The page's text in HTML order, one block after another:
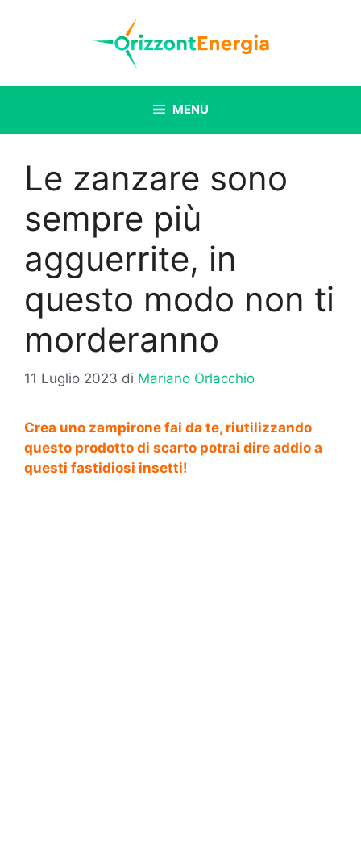
MENU
Le zanzare sono
sempre più
agguerrite, in
questo modo non ti
morderanno
11 Luglio 2023 di Mariano Orlacchio
Crea uno zampirone fai da te, riutilizzando
questo prodotto di scarto potrai dire addio a
questi fastidiosi insetti!